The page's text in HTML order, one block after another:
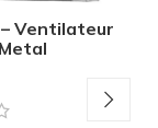
– Ventilateur